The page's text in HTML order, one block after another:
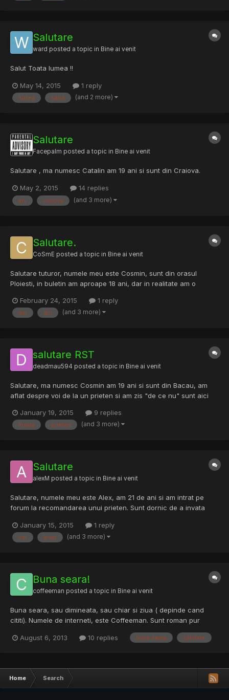
Salutare
ward posted a topic in Bine ai venit
Salut Toata lumea !!
May 14, 2015 1 reply
lumea salut (and 2 more)
Salutare
Facepalm posted a topic in Bine ai venit
Salutare , ma numesc Catalin am 19 ani si sunt din Craiova.
May 2, 2015 14 replies
ani craiova (and 3 more)
Salutare.
CoSmE posted a topic in Bine ai venit
Salutare tuturor, numele meu este Cosmin, sunt din orasul
Ploiesti, in buletin am aproape 18 ani, dar in realitate am o
Ploiesti, la specializarea matematica-informatica. Am ales acest
forum deoarece am auzit ca aici se invata multe che...
February 24, 2015 1 reply
dar din (and 3 more)
salutare RST
deadmau594 posted a topic in Bine ai venit
Salutare, ma numesc Cosmin am 19 ani si sunt din Bacau, am
aflat despre voi de la un prieten si am zis "de ce nu" sunt aici
January 19, 2015
9 replies
invata prieten (and 3 more)
Salutare
alexM posted a topic in Bine ai venit
Salutare, numele meu este Alex, am 21 de ani si am intrat pe
forum la recomandarea unui prieten. Sunt dornic de a invata
dar voi face tot posibilul sa invat cat mai multe si cat mai rapid
posibil pentru a face ceea ce mi-am dorit de...
January 15, 2015 1 reply
cat invat (and 3 more)
Buna seara!
coffeeman posted a topic in Bine ai venit
Buna seara, sau dimineata, sau chiar si ziua ( depinde cand
cititi). Numele de interneti, este Coffeeman. Sunt roman pur
militar. In timpul liber am si alte pasiuni care implica si hacking-
August 6, 2013 10 replies buna seara salutare
Home Search